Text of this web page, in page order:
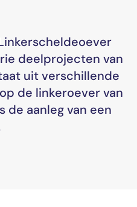
deelprojecten van
uit verschillende
de linkeroever van
de aanleg van een